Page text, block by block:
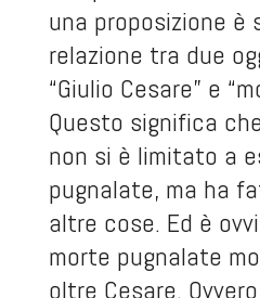
una proposizione è
relazione tra due
“Giulio Cesare” e
Questo significa
non si è limitato a
pugnalate, ma ha
altre cose. Ed è
morte pugnalate
oltre Cesare.